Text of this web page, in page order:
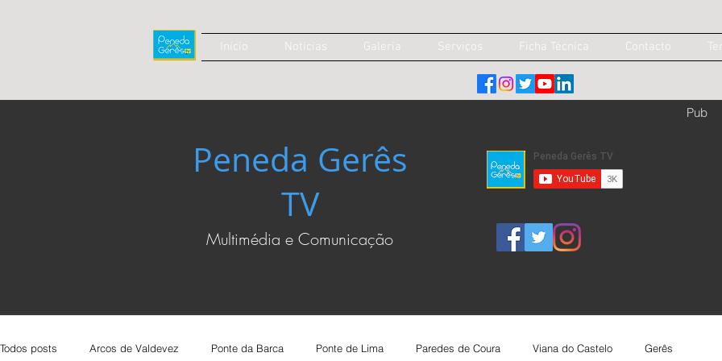
Início Notícias Galeria Serviços Ficha Técnica Contacto
Peneda Gerês
TV
Multimédia e Comunicação
Pub
Todos posts Arcos de Valdevez Ponte da Barca Ponte de Lima Paredes de Coura Viana do Castelo Gerês